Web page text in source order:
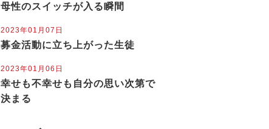
母性のスイッチが入る瞬間
2023年01月07日
募金活動に立ち上がった生徒
2023年01月06日
幸せも不幸せも自分の思い次第で
決まる